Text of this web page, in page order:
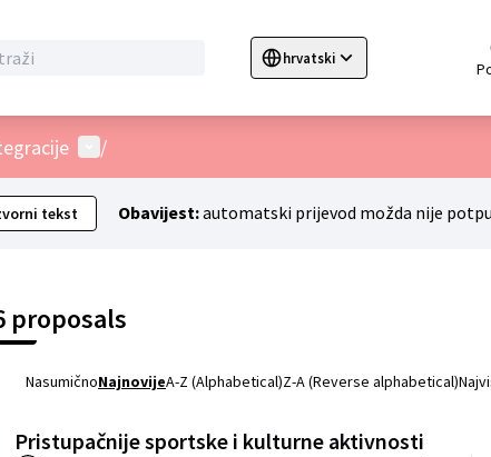
hrvatski
Sprache wählen Choose language
Korisnički izbornik
/
tekst Obavijest:automatski prijevod možda nije
proposals
NasumičnoNajnovijeA-Z (Alphabetical)Z-A (Reverse alphabetical)
Pristupačnije sportske i kulturne aktivnosti